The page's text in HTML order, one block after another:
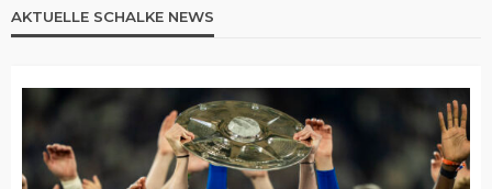
AKTUELLE SCHALKE NEWS